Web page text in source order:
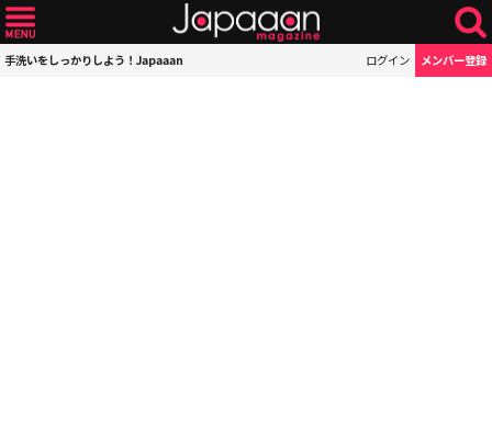
手洗いをしっかりしよう！Japaaan ログイン メンバー登録